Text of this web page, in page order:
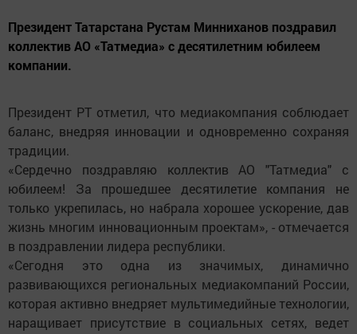
Президент Татарстана Рустам Минниханов поздравил
коллектив АО «Татмедиа» с десятилетним юбилеем
компании.
Президент РТ отметил, что медиакомпания соблюдает
баланс, внедряя инновации и одновременно сохраняя
традиции.
«Сердечно поздравляю коллектив АО "Татмедиа" с
юбилеем! За прошедшее десятилетие компания не
только укрепилась, но набрала хорошее ускорение, дав
жизнь многим инновационным проектам», - отмечается
в поздравлении лидера республики.
«Сегодня это одна из значимых, динамично
развивающихся региональных медиакомпаний России,
которая активно внедряет мультимедийные технологии,
наращивает присутствие в социальных сетях, ведет